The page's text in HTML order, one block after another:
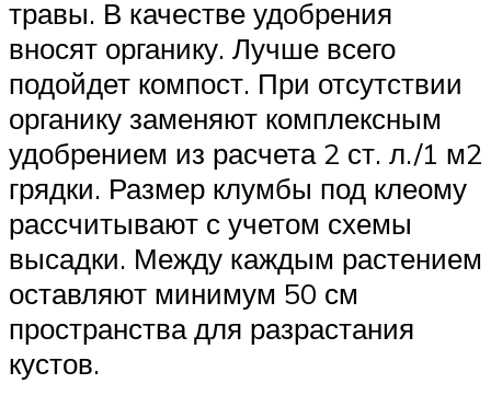
травы. В качестве удобрения
вносят органику. Лучше всего
подойдет компост. При отсутствии
органику заменяют комплексным
удобрением из расчета 2 ст. л./1 м2
грядки. Размер клумбы под клеому
рассчитывают с учетом схемы
высадки. Между каждым растением
оставляют минимум 50 см
пространства для разрастания
кустов.